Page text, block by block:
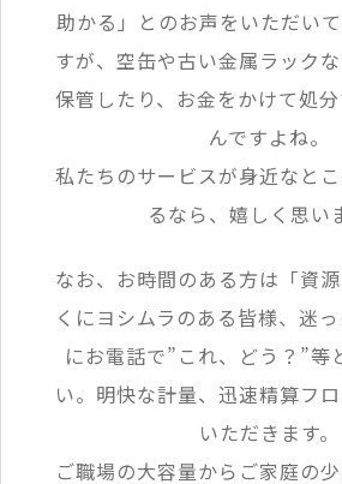
助かる」とのお声をいただい
すが、空缶や古い金属ラック
保管したり、お金をかけて処
んですよね。
私たちのサービスが身近なと
るなら、嬉しく思い
なお、お時間のある方は「資
くにヨシムラのある皆様、迷
にお電話で”これ、どう？”等
い。明快な計量、迅速精算フ
いただきます。
ご職場の大容量からご家庭の